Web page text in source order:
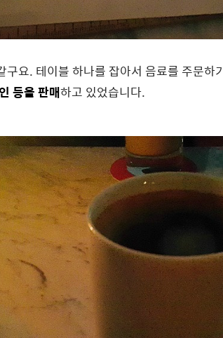
요. 테이블 하나를 잡아서 음료를 주문하
등을 판매하고 있었습니다.